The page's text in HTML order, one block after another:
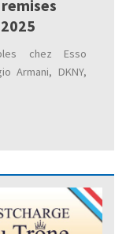
chez Esso
Armani, DKNY,